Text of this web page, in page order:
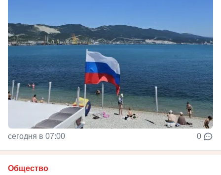
сегодня в 07:00 0
Общество